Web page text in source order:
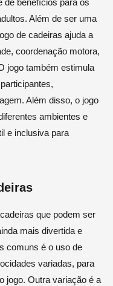
de benefícios para os
Além de ser uma
de cadeiras ajuda a
coordenação motora,
jogo também estimula
Além disso, o jogo
ambientes e
e inclusiva para
que podem ser
mais divertida e
comuns é o uso de
variadas, para
jogo. Outra variação é a